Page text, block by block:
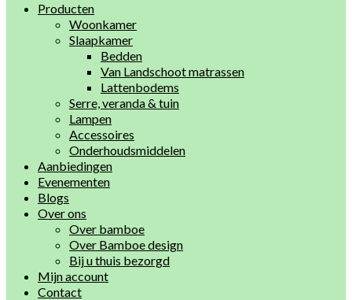
Producten
Woonkamer
Slaapkamer
Bedden
Van Landschoot matrassen
Lattenbodems
Serre, veranda & tuin
Lampen
Accessoires
Onderhoudsmiddelen
Aanbiedingen
Evenementen
Blogs
Over ons
Over bamboe
Over Bamboe design
Bij u thuis bezorgd
Mijn account
Contact